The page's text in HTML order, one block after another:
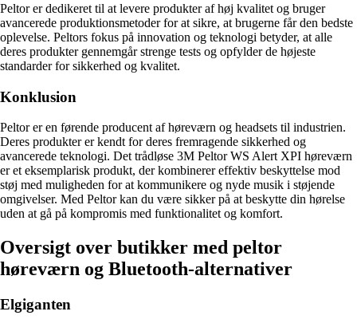
Peltor er dedikeret til at levere produkter af høj kvalitet og bruger
avancerede produktionsmetoder for at sikre, at brugerne får den bedste
oplevelse. Peltors fokus på innovation og teknologi betyder, at alle
deres produkter gennemgår strenge tests og opfylder de højeste
standarder for sikkerhed og kvalitet.
Konklusion
Peltor er en førende producent af høreværn og headsets til industrien.
Deres produkter er kendt for deres fremragende sikkerhed og
avancerede teknologi. Det trådløse 3M Peltor WS Alert XPI høreværn
er et eksemplarisk produkt, der kombinerer effektiv beskyttelse mod
støj med muligheden for at kommunikere og nyde musik i støjende
omgivelser. Med Peltor kan du være sikker på at beskytte din hørelse
uden at gå på kompromis med funktionalitet og komfort.
Oversigt over butikker med peltor
høreværn og Bluetooth-alternativer
Elgiganten